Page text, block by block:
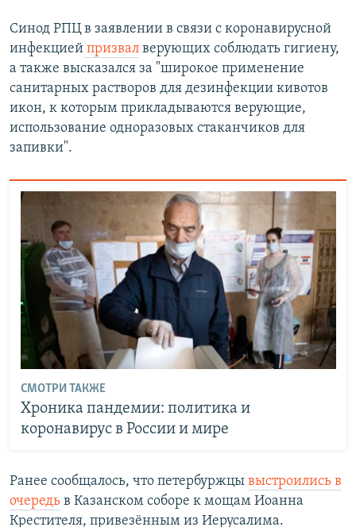
Синод РПЦ в заявлении в связи с коронавирусной
инфекцией призвал верующих соблюдать гигиену,
а также высказался за "широкое применение
санитарных растворов для дезинфекции кивотов
икон, к которым прикладываются верующие,
использование одноразовых стаканчиков для
запивки".
СМОТРИ ТАКЖЕ
Хроника пандемии: политика и
коронавирус в России и мире
Ранее сообщалось, что петербуржцы выстроились в
очередь в Казанском соборе к мощам Иоанна
Крестителя, привезённым из Иерусалима.